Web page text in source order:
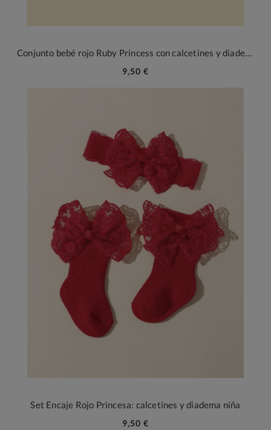
Conjunto bebé rojo Ruby Princess con calcetines y diadema
9,50 €
Set Encaje Rojo Princesa: calcetines y diadema niña
9,50 €